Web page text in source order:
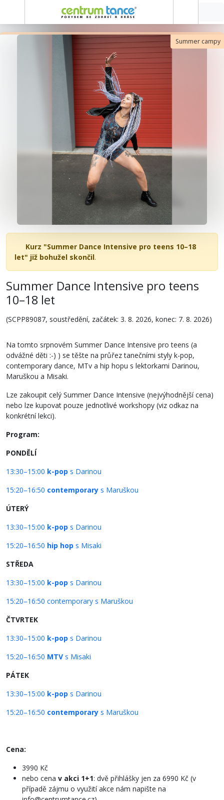
Summer campy
Kurz "Summer Dance Intensive pro teens 10–18
let" již bohužel skončil.
Summer Dance Intensive pro teens
10–18 let
(SCPP89087, soustředění, začátek: 3. 8. 2026, konec: 7. 8. 2026)
Na tomto srpnovém Summer Dance Intensive pro teens (a
odvážné děti :-) ) se těšte na průřez tanečními styly k-pop,
contemporary dance, MTv a hip hopu s lektorkami Darinou,
Maruškou a Misaki.
Lze zakoupit celý Summer Dance Intensive (nejvýhodnější cena)
nebo lze kupovat pouze jednotlivé workshopy (viz odkaz na
konkrétní lekci).
Program:
PONDĚLÍ
13:30–15:00 k-pop s Darinou
15:20–16:50 contemporary s Maruškou
ÚTERÝ
13:30–15:00 k-pop s Darinou
15:20–16:50 hip hop s Misaki
STŘEDA
13:30–15:00 k-pop s Darinou
15:20–16:50 contemporary s Maruškou
ČTVRTEK
13:30–15:00 k-pop s Darinou
15:20–16:50 MTV s Misaki
PÁTEK
13:30–15:00 k-pop s Darinou
15:20–16:50 contemporary s Maruškou
Cena:
3990 Kč
nebo cena v akci 1+1: dvě přihlášky jen za 6990 Kč (v
případě zájmu o využití akce nám napište na